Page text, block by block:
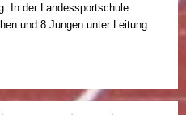
In der Landessportschule
und 8 Jungen unter Leitung